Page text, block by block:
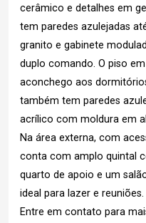
cerâmico e detalhes em
tem paredes azulejadas
granito e gabinete
duplo comando. O piso
aconchego aos
também tem paredes
acrílico com moldura em
Na área externa, com
conta com amplo quintal
quarto de apoio e um
ideal para lazer e
Entre em contato para